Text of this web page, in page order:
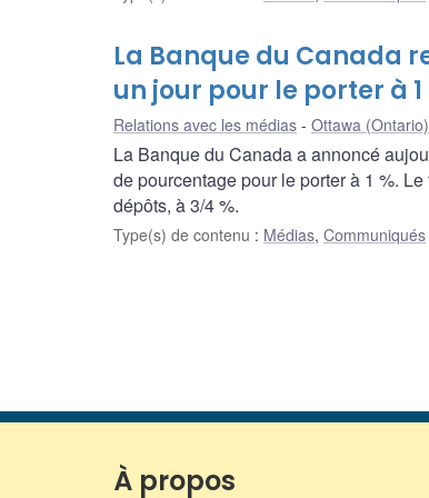
La Banque du Canada
un jour pour le porter à 1
Relations avec les médias Ottawa (Ontario)
La Banque du Canada a annoncé
de pourcentage pour le porter à 1 %.
dépôts, à 3/4 %.
Type(s) de contenu : Médias, Communiqués
À propos